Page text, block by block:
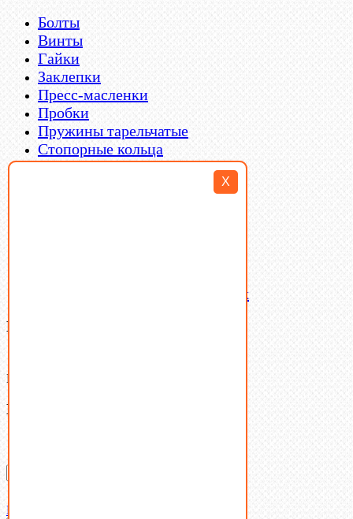
X
Болты
Винты
Гайки
Заклепки
Пресс-масленки
Пробки
Пружины тарельчатые
Стопорные кольца
Такелаж
Латунный и бронзовый крепеж
Ваша корзина
В корзине нет товаров.
Поиск
Don't show this popup again